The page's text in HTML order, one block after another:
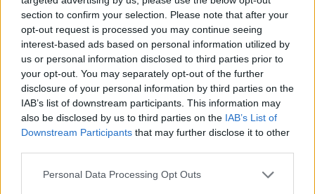
section to confirm your selection. Please note that after your
opt-out request is processed you may continue seeing
interest-based ads based on personal information utilized by
us or personal information disclosed to third parties prior to
your opt-out. You may separately opt-out of the further
disclosure of your personal information by third parties on the
IAB’s list of downstream participants. This information may
also be disclosed by us to third parties on the IAB’s List of
Downstream Participants that may further disclose it to other
Personal Data Processing Opt Outs
19:42
Καλοκαίρι 2026: Η Ευρώπη στις φλόγες - 5 εκατ.
στρέμματα στάχτη, από την Πορτογαλία έως την Κρήτη
(Βίντεο)
19:18
ΗΠΑ: Εφετείο απαγόρευσε να συνεχιστεί η κατασκευή
της αίθουσας χορού στον Λευκό Οίκο
του Υπουργείου Μετανάστευσης και Ασύλου για